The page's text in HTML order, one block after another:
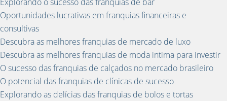
Oportunidades lucrativas em franquias financeiras e
consultivas
Descubra as melhores franquias de mercado de luxo
Descubra as melhores franquias de moda intima para investir
O sucesso das franquias de calçados no mercado brasileiro
O potencial das franquias de clínicas de sucesso
Explorando as delícias das franquias de bolos e tortas